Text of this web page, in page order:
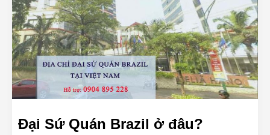
Đại Sứ Quán Brazil ở đâu?